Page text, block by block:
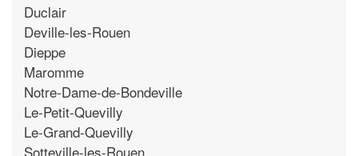
Duclair
Deville-les-Rouen
Dieppe
Maromme
Notre-Dame-de-Bondeville
Le-Petit-Quevilly
Le-Grand-Quevilly
Sotteville-les-Rouen